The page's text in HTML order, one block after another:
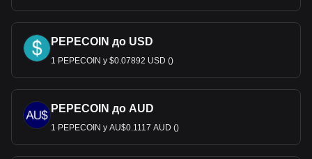
PEPECOIN до USD
1 PEPECOIN у $0.07892 USD ()
PEPECOIN до AUD
1 PEPECOIN у AU$0.1117 AUD ()